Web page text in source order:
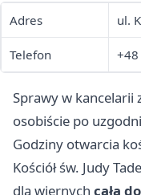
Adres ul.
Telefon
Sprawy w kancelarii
osobiście po
Godziny otwarcia
Kościół św. Judy
dla wiernych całą